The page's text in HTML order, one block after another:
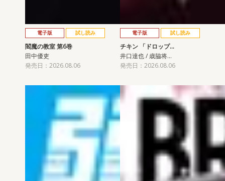
電子版 試し読み
閻魔の教室 第6巻
田中優吏
発売日：2026.08.06
電子版 試し読み
チキン 「ドロップ…
井口達也 / 歳脇将…
発売日：2026.08.06